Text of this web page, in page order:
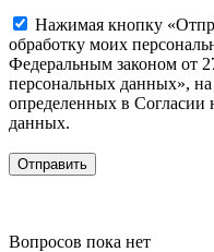
Нажимая кнопку
обработку моих
Федеральным законом от
персональных данных»,
определенных в Согласии
данных.
Вопросов пока нет